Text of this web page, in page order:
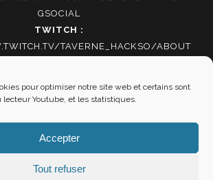
pour optimiser notre site web et certains sont
lecteur Youtube, et les statistiques.
Accepter
Tout refuser
GSOCIAL
TWITCH :
TAVERNE_HACKSO/ABOUT
Légales|Politique de cookies